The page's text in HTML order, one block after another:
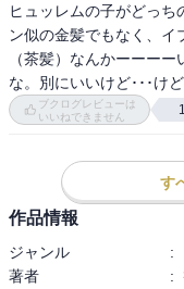
ヒュッレムの子がどっち
ン似の金髪でもなく、イ
（茶髪）なんかーーー
な。別にいいけど･･･け
ブクログレビューは
いいねできません
1
す
作品情報
ジャンル :
著者
: